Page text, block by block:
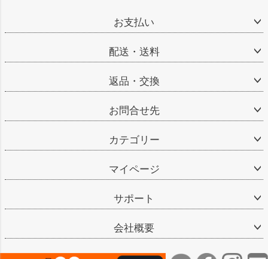
お支払い
配送・送料
返品・交換
お問合せ先
カテゴリー
マイページ
サポート
会社概要